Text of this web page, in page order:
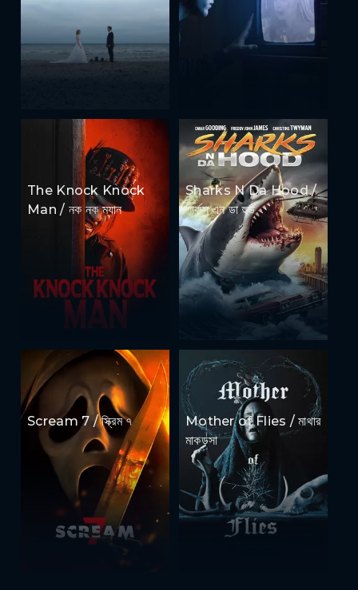
The Knock Knock
Man / নক নক ম্যান
Sharks N Da Hood /
শার্কস এন ডা হুড
Scream 7 / স্ক্রিম ৭
Mother of Flies / মাথার
মাকড়সা